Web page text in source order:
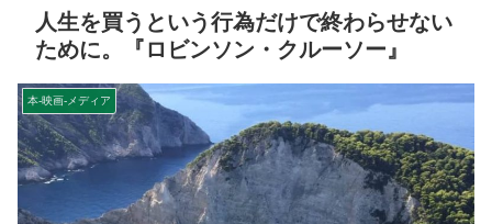
人生を買うという行為だけで終わらせない
ために。『ロビンソン・クルーソー』
本-映画-メディア